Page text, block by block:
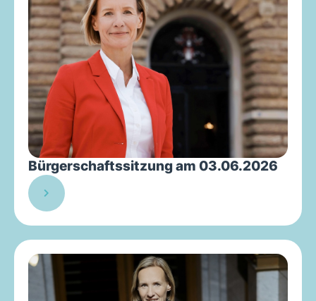
Bürgerschaftssitzung am 03.06.2026